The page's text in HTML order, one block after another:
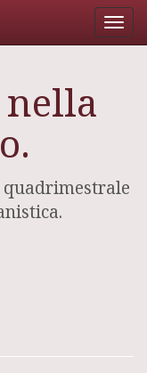
nella
quadrimestrale